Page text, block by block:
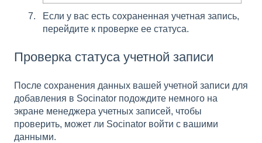
Если у вас есть сохраненная учетная запись,
перейдите к проверке ее статуса.
Проверка статуса учетной записи
После сохранения данных вашей учетной записи для
добавления в Socinator подождите немного на
экране менеджера учетных записей, чтобы
проверить, может ли Socinator войти с вашими
данными.